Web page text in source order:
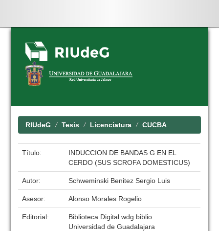
Skip
navigation
RIUdeG Tesis Licenciatura CUCBA
Título:
INDUCCION DE BANDAS G EN EL
CERDO (SUS SCROFA DOMESTICUS)
Autor: Schweminski Benitez Sergio Luis
Asesor: Alonso Morales Rogelio
Editorial:
Biblioteca Digital wdg.biblio
Universidad de Guadalajara